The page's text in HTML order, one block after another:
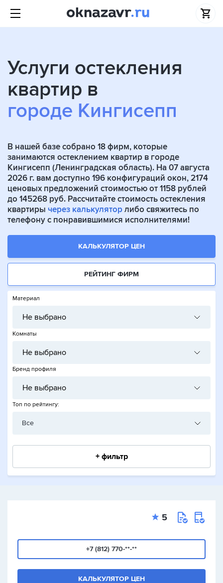
Услуги остекления
квартир в
городе Кингисепп
В нашей базе собрано 18фирм, которые
занимаются остеклением квартир в городе
Кингисепп (Ленинградская область). На 07 августа
2026 г. вам доступно 196 конфигураций окон, 2174
ценовых предложений стоимостью от 1158 рублей
до 145268 руб. Рассчитайте стоимость остекления
квартиры через калькуляторлибо свяжитесь по
телефону с понравившимися исполнителями!
КАЛЬКУЛЯТОР ЦЕН
РЕЙТИНГ ФИРМ
Материал
Не выбрано
Комнаты
Не выбрано
Бренд профиля
Не выбрано
Топ по рейтингу:
Все
+ фильтр
5
+7 (812) 770-**-**
КАЛЬКУЛЯТОР ЦЕН